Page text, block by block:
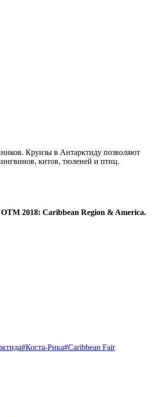
Круизы в Антарктиду позволяют
китов, тюленей и птиц.
2018: Caribbean Region & America.
#Коста-Рика#Caribbean Fair